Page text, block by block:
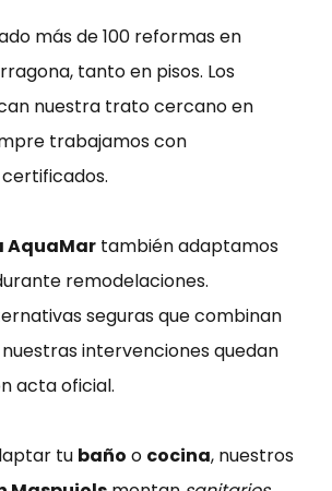
más de 100 reformas en
tanto en pisos. Los
nuestra trato cercano en
trabajamos con
AquaMar también adaptamos
remodelaciones.
seguras que combinan
intervenciones quedan
acta oficial.
tu baño o cocina, nuestros